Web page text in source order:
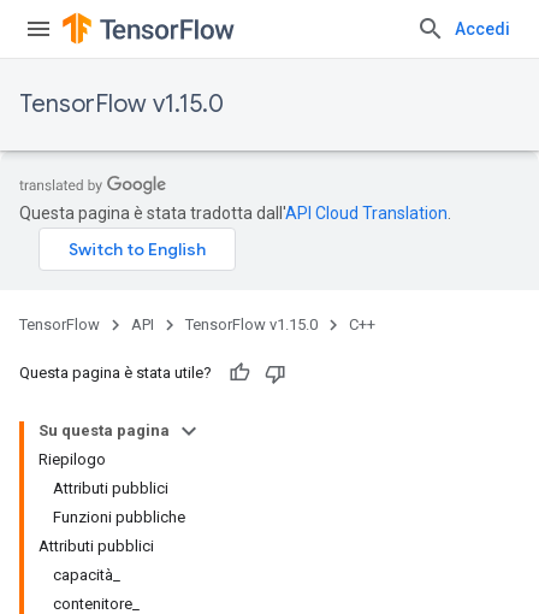
Accedi
TensorFlow v1.15.0
Questa pagina è stata tradotta dall'API Cloud Translation
TensorFlow API TensorFlow v1.15.0 C++
Questa pagina è stata utile?
Su questa pagina
Riepilogo
Attributi pubblici
Funzioni pubbliche
Attributi pubblici
capacità_
contenitore_